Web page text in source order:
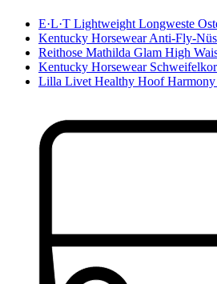
E·L·T Lightweight Longweste
Kentucky Horsewear Anti-Fly-
Reithose Mathilda Glam High
Kentucky Horsewear
Lilla Livet Healthy Hoof